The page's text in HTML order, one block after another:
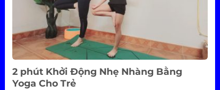
2 phút Khởi Động Nhẹ Nhàng Bằng
Yoga Cho Trẻ